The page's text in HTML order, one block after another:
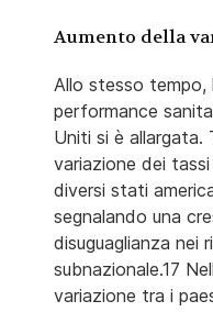
Aumento della
Allo stesso tempo,
performance
Uniti si è allargata.
variazione dei
diversi stati
segnalando una
disuguaglianza nei
subnazionale.17
variazione tra i